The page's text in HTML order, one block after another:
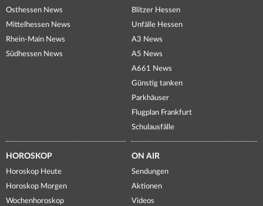
Osthessen News
Mittelhessen News
Rhein-Main News
Südhessen News
Blitzer Hessen
Unfälle Hessen
A3 News
A5 News
A661 News
Günstig tanken
Parkhäuser
Flugplan Frankfurt
Schulausfälle
HOROSKOP
Horoskop Heute
Horoskop Morgen
Wochenhoroskop
ON AIR
Sendungen
Aktionen
Videos